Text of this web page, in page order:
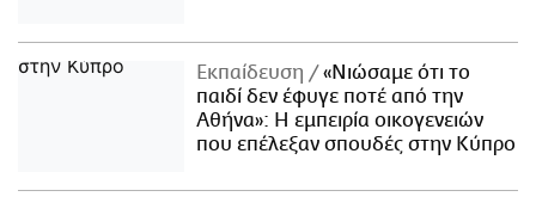
Εκπαίδευση
«Νιώσαμε ότι το
παιδί δεν έφυγε ποτέ από την
Αθήνα»: Η εμπειρία οικογενειών
που επέλεξαν σπουδές στην Κύπρο